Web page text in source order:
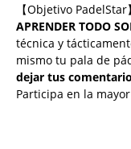
【Objetivo
APRENDER TODO
técnica y
mismo tu pala de
dejar tus
Participa en la